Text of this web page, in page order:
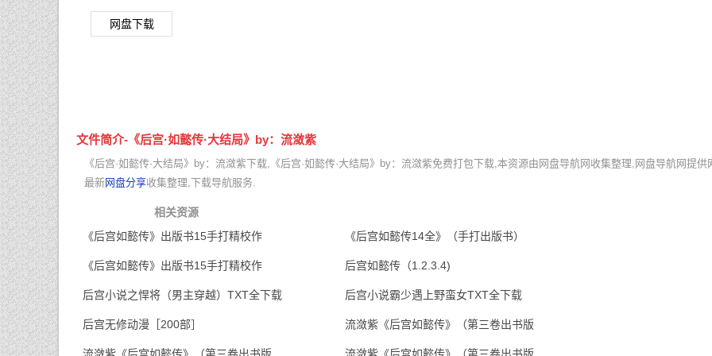
网盘下载
文件简介-《后宫·如懿传·大结局》by：流潋紫
《后宫·如懿传·大结局》by：流潋紫下载,《后宫·如懿传·大结局》by：流潋紫免费打包下载,本资源由网盘导航网收集整理,网盘导航网提供
最新网盘分享收集整理,下载导航服务.
相关资源
《后宫如懿传》出版书15手打精校作
《后宫如懿传14全》（手打出版书）
《后宫如懿传》出版书15手打精校作 后宫如懿传（1.2.3.4)
后宫小说之悍将（男主穿越）TXT全下载 后宫小说霸少遇上野蛮女TXT全下载
后宫无修动漫［200部］ 流潋紫《后宫如懿传》（第三卷出书版